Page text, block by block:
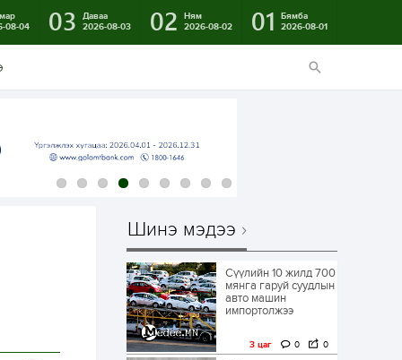
08-04
03
Даваа
2026-08-03
02
Ням
2026-08-02
01
Бямба
2026-08-01
Шинэ мэдээ
Сүүлийн 10 жилд 700
мянга гаруй суудлын
авто машин
импортолжээ
3 цаг 0 0